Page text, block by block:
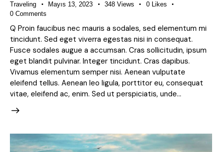
Traveling Mayıs 13, 2023 348 Views 0 Likes
0 Comments
Q Proin faucibus nec mauris a sodales, sed elementum mi
tincidunt. Sed eget viverra egestas nisi in consequat.
Fusce sodales augue a accumsan. Cras sollicitudin, ipsum
eget blandit pulvinar. Integer tincidunt. Cras dapibus.
Vivamus elementum semper nisi. Aenean vulputate
eleifend tellus. Aenean leo ligula, porttitor eu, consequat
vitae, eleifend ac, enim. Sed ut perspiciatis, unde…